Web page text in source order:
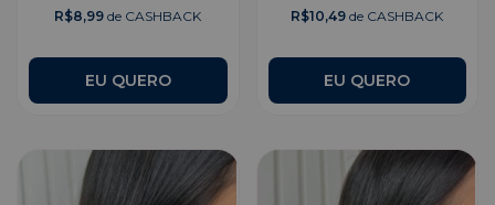
R$8,99 de CASHBACK
R$10,49 de CASHBACK